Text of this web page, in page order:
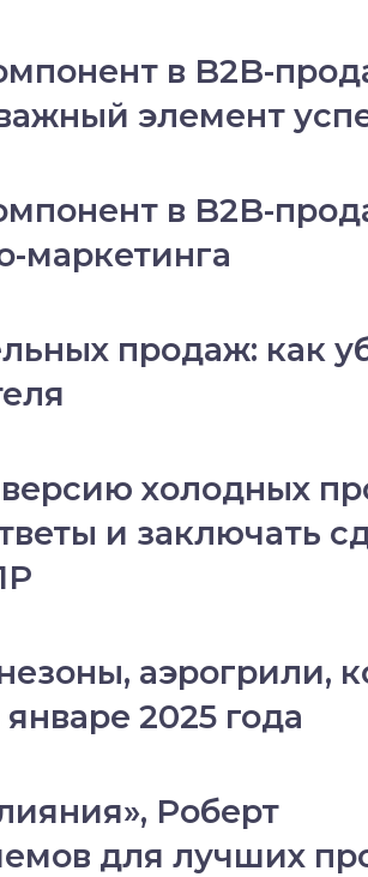
в B2B-
элемент
в B2B-
маркетинга
продаж: как
холодных
и заключать
аэрогрили,
2025 года
Роберт
для лучших